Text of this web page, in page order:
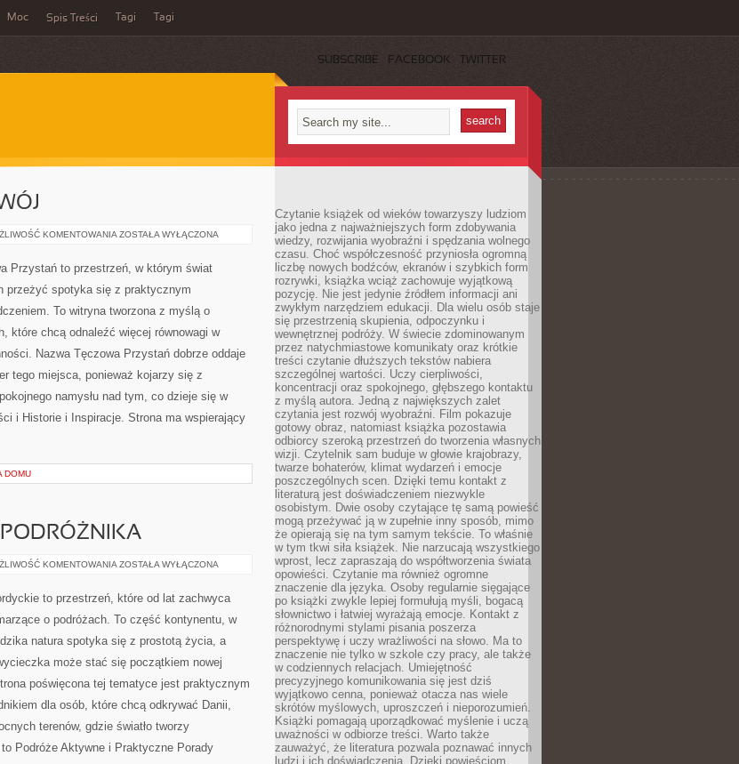
Moc Spis Treści Tagi Tagi
SUBSCRIBE FACEBOOK TWITTER
KOMENTOWANIA PSYCHOTERAPIA
ZOSTAŁA WYŁĄCZONA
Przystań to przestrzeń, w którym świat
przeżyć spotyka się z praktycznym
To witryna tworzona z myślą o
które chcą odnaleźć więcej równowagi w
Nazwa Tęczowa Przystań dobrze oddaje
tego miejsca, ponieważ kojarzy się z
namysłu nad tym, co dzieje się w
i Historie i Inspiracje. Strona ma wspierający
DOMU
KOMENTOWANIA PRAKTYCZNE
ZOSTAŁA WYŁĄCZONA
to przestrzeń, które od lat zachwyca
o podróżach. To część kontynentu, w
natura spotyka się z prostotą życia, a
może stać się początkiem nowej
poświęcona tej tematyce jest praktycznym
dla osób, które chcą odkrywać Danii,
terenów, gdzie światło tworzy
Podróże Aktywne i Praktyczne Porady
Czytanie książek od wieków towarzyszy ludziom
jako jedna z najważniejszych form zdobywania
wiedzy, rozwijania wyobraźni i spędzania wolnego
czasu. Choć współczesność przyniosła ogromną
liczbę nowych bodźców, ekranów i szybkich form
rozrywki, książka wciąż zachowuje wyjątkową
pozycję. Nie jest jedynie źródłem informacji ani
zwykłym narzędziem edukacji. Dla wielu osób staje
się przestrzenią skupienia, odpoczynku i
wewnętrznej podróży. W świecie zdominowanym
przez natychmiastowe komunikaty oraz krótkie
treści czytanie dłuższych tekstów nabiera
szczególnej wartości. Uczy cierpliwości,
koncentracji oraz spokojnego, głębszego kontaktu
z myślą autora. Jedną z największych zalet
czytania jest rozwój wyobraźni. Film pokazuje
gotowy obraz, natomiast książka pozostawia
odbiorcy szeroką przestrzeń do tworzenia własnych
wizji. Czytelnik sam buduje w głowie krajobrazy,
twarze bohaterów, klimat wydarzeń i emocje
poszczególnych scen. Dzięki temu kontakt z
literaturą jest doświadczeniem niezwykle
osobistym. Dwie osoby czytające tę samą powieść
mogą przeżywać ją w zupełnie inny sposób, mimo
że opierają się na tym samym tekście. To właśnie
w tym tkwi siła książek. Nie narzucają wszystkiego
wprost, lecz zapraszają do współtworzenia świata
opowieści. Czytanie ma również ogromne
znaczenie dla języka. Osoby regularnie sięgające
po książki zwykle lepiej formułują myśli, bogacą
słownictwo i łatwiej wyrażają emocje. Kontakt z
różnorodnymi stylami pisania poszerza
perspektywę i uczy wrażliwości na słowo. Ma to
znaczenie nie tylko w szkole czy pracy, ale także
w codziennych relacjach. Umiejętność
precyzyjnego komunikowania się jest dziś
wyjątkowo cenna, ponieważ otacza nas wiele
skrótów myślowych, uproszczeń i nieporozumień.
Książki pomagają uporządkować myślenie i uczą
uważności w odbiorze treści. Warto także
zauważyć, że literatura pozwala poznawać innych
ludzi i ich doświadczenia. Dzięki powieściom,